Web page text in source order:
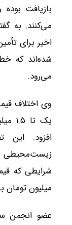
بازیافت
می‌کنند. به
اخیر برای
شده‌اند که
می‌رود.
وی اختلاف
یک
افزود: این
زیست‌محیطی
میلیون تومان
عضو انجمن